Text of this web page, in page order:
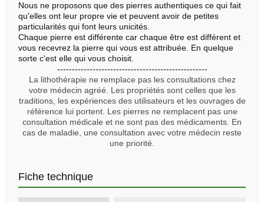
Nous ne proposons que des pierres authentiques ce qui fait
qu'elles ont leur propre vie et peuvent avoir de petites
particularités qui font leurs unicités.
Chaque pierre est différente car chaque être est différent et
vous recevrez la pierre qui vous est attribuée. En quelque
sorte c'est elle qui vous choisit.
---------------------------------------------------
La lithothérapie ne remplace pas les consultations chez
votre médecin agréé. Les propriétés sont celles que les
traditions, les expériences des utilisateurs et les ouvrages de
référence lui portent. Les pierres ne remplacent pas une
consultation médicale et ne sont pas des médicaments. En
cas de maladie, une consultation avec votre médecin reste
une priorité.
Fiche technique